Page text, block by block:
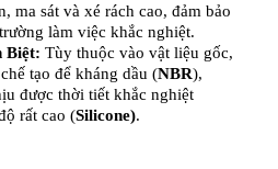
ma sát và xé rách cao, đảm bảo
làm việc khắc nghiệt.
Biệt: Tùy thuộc vào vật liệu gốc,
tạo để kháng dầu (NBR),
được thời tiết khắc nghiệt
rất cao (Silicone).